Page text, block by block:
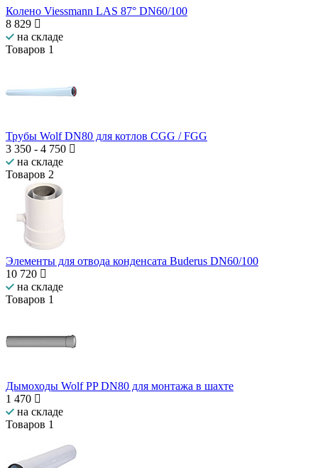
Колено Viessmann LAS 87° DN60/100
8 829
на складе
Товаров 1
Трубы Wolf DN80 для котлов CGG / FGG
3 350 - 4 750
на складе
Товаров 2
Элементы для отвода конденсата Buderus DN60/100
10 720
на складе
Товаров 1
Дымоходы Wolf PP DN80 для монтажа в шахте
1 470
на складе
Товаров 1